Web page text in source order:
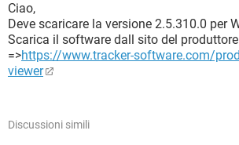
Ciao,
Deve scaricare la versione 2.5.310.0 per
Scarica il software dall sito del
=>https://www.tracker-software.com/
viewer
Discussioni simili